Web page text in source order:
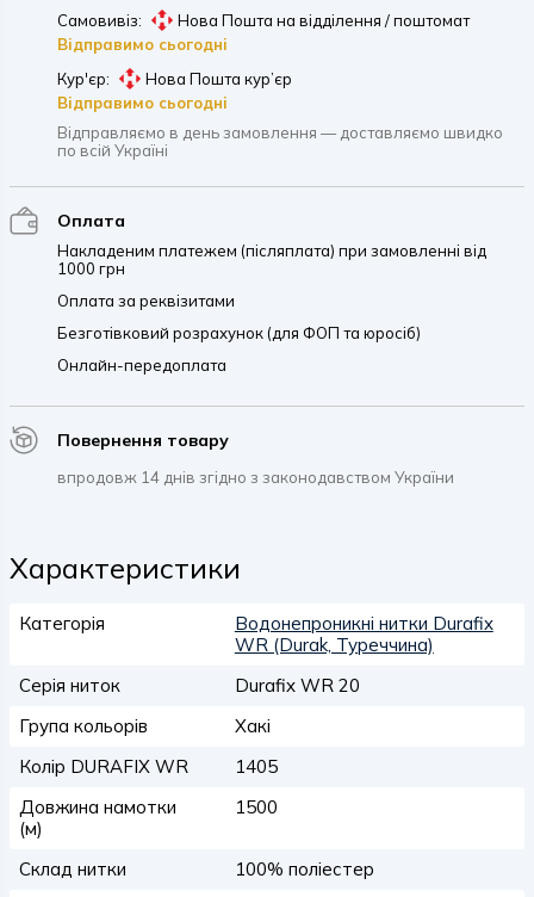
Самовивіз:
Нова Пошта на відділення / поштомат
Відправимо сьогодні
Кур'єр:
Нова Пошта кур’єр
Відправимо сьогодні
Відправляємо в день замовлення — доставляємо швидко
по всій Україні
Оплата
Накладеним платежем (післяплата) при замовленні від
1000 грн
Оплата за реквізитами
Безготівковий розрахунок (для ФОП та юросіб)
Онлайн-передоплата
Повернення товару
впродовж 14 днів згідно з законодавством України
Характеристики
Категорія
Водонепроникні нитки Durafix
WR (Durak, Туреччина)
Серія ниток
Durafix WR 20
Група кольорів
Хакі
Колір DURAFIX WR
1405
Довжина намотки
(м)
1500
Склад нитки
100% поліестер